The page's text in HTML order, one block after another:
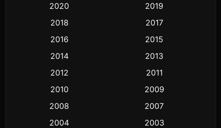
2020
2019
2018
2017
2016
2015
2014
2013
2012
2011
2010
2009
2008
2007
2004
2003